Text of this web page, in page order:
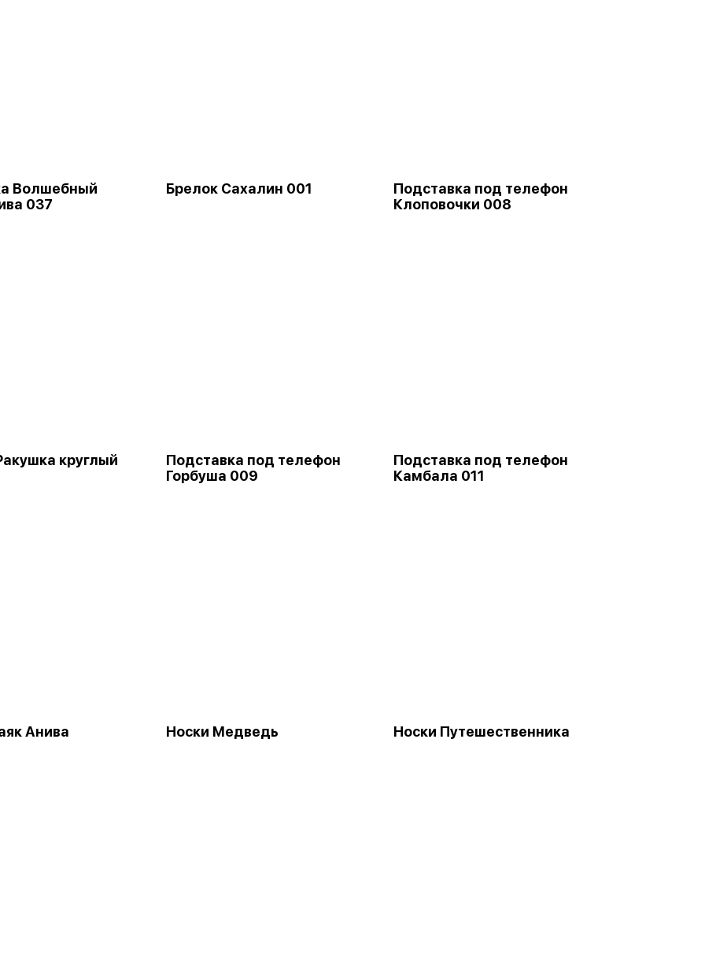
Волшебный
037
Брелок Сахалин 001
Подставка под телефон
Клоповочки 008
круглый
Подставка под телефон
Горбуша 009
Подставка под телефон
Камбала 011
Анива Носки Медведь Носки Путешественника